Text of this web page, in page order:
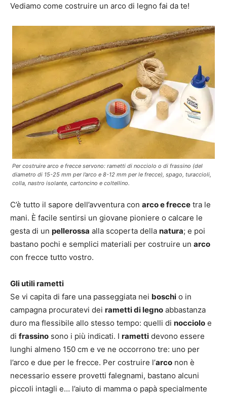
Vediamo come costruire un arco di legno fai da te!
Per costruire arco e frecce servono: rametti di nocciolo o di frassino (del
diametro di 15-25 mm per l’arco e 8-12 mm per le frecce), spago, turaccioli,
colla, nastro isolante, cartoncino e coltellino.
C’è tutto il sapore dell’avventura con arco e frecce tra le
mani. È facile sentirsi un giovane pioniere o calcare le
gesta di un pellerossa alla scoperta della natura; e poi
bastano pochi e semplici materiali per costruire un arco
con frecce tutto vostro.
Gli utili rametti
Se vi capita di fare una passeggiata nei boschi o in
campagna procuratevi dei rametti di legno abbastanza
duro ma flessibile allo stesso tempo: quelli di nocciolo e
di frassino sono i più indicati. I rametti devono essere
lunghi almeno 150 cm e ve ne occorrono tre: uno per
l’arco e due per le frecce. Per costruire l’arco non è
necessario essere provetti falegnami, bastano alcuni
piccoli intagli e… l’aiuto di mamma o papà specialmente